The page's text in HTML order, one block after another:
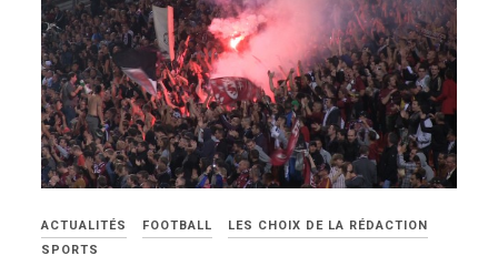
ACTUALITÉS FOOTBALL
LES CHOIX DE LA RÉDACTION
SPORTS